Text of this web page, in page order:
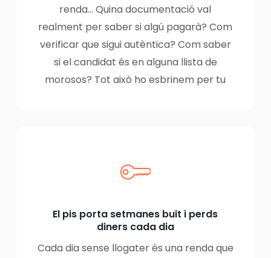
renda… Quina documentació val
realment per saber si algú pagarà? Com
verificar que sigui autèntica? Com saber
si el candidat és en alguna llista de
morosos? Tot això ho esbrinem per tu
El pis porta setmanes buit i perds
diners cada dia
Cada dia sense llogater és una renda que